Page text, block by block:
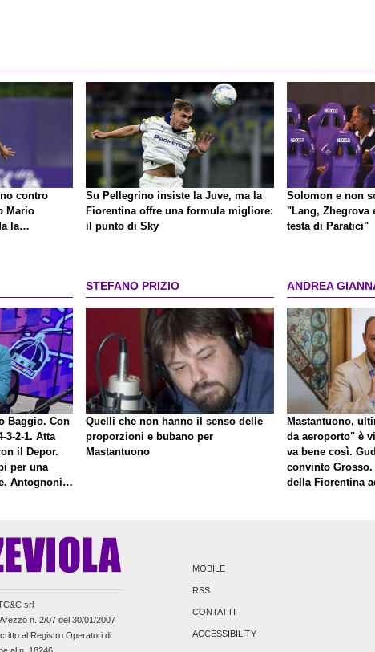
contro
Mario
la
Su Pellegrino insiste la Juve, ma la
Fiorentina offre una formula migliore:
il punto di Sky
Solomon e non
"Lang, Zhegrova
testa di Paratici"
Baggio. Con
3-2-1. Atta
il Depor.
per una
Antognoni,
STEFANO PRIZIO
Quelli che non hanno il senso delle
proporzioni e bubano per
Mastantuono
ANDREA
Mastantuono,
da aeroporto" è
va bene così.
convinto
della Fiorentina
srl
n. 2/07 del 30/01/2007
al Registro Operatori di
MOBILE
RSS
CONTATTI
ACCESSIBILITY